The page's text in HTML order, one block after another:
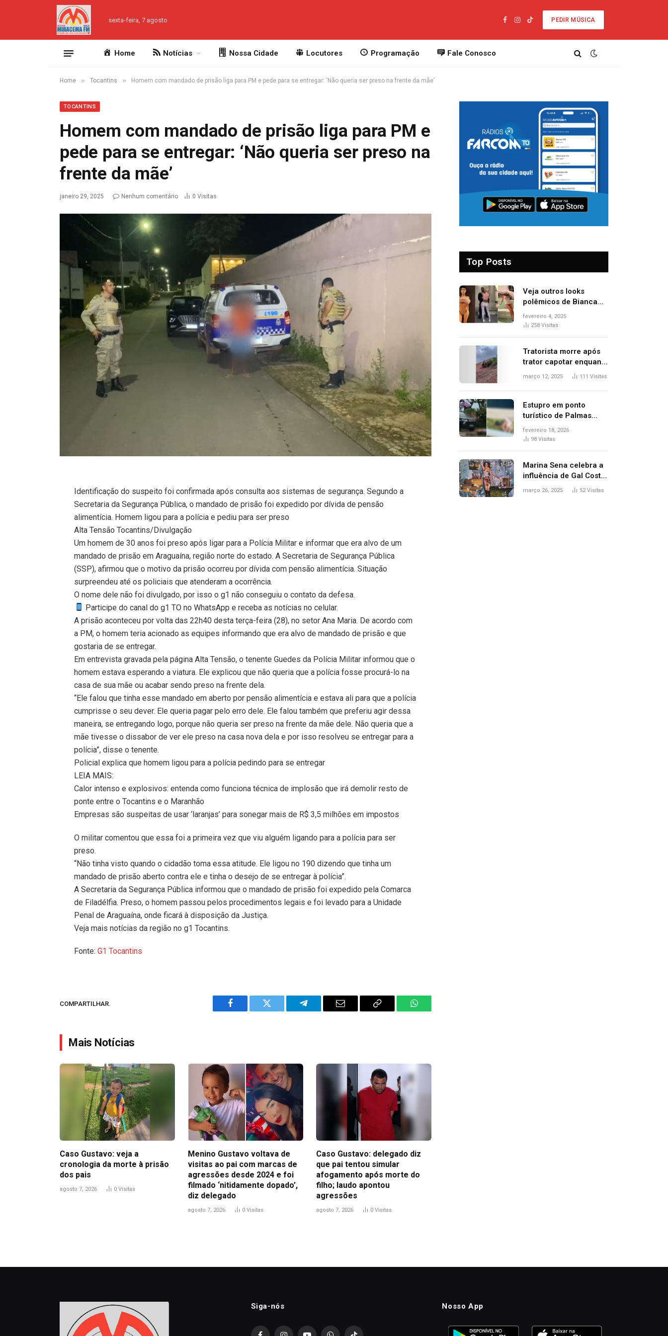
sexta-feira, 7 agosto
Facebook
Instagram
TikTok
PEDIR MÚSICA
Home Notícias Nossa Cidade Locutores Programação Fale Conosco
Home » Tocantins » Homem com mandado de prisão liga para PM e pede para se entregar: ‘Não queria ser preso na frente da mãe’
TOCANTINS
Homem com mandado de prisão liga para PM e
pede para se entregar: ‘Não queria ser preso na
frente da mãe’
janeiro 29, 2025 Nenhum comentário 0 Visitas
Identificação do suspeito foi confirmada após consulta aos sistemas de segurança. Segundo a
Secretaria da Segurança Pública, o mandado de prisão foi expedido por dívida de pensão
alimentícia. Homem ligou para a polícia e pediu para ser preso
Alta Tensão Tocantins/Divulgação
Um homem de 30 anos foi preso após ligar para a Polícia Militar e informar que era alvo de um
mandado de prisão em Araguaína, região norte do estado. A Secretaria de Segurança Pública
(SSP), afirmou que o motivo da prisão ocorreu por dívida com pensão alimentícia. Situação
surpreendeu até os policiais que atenderam a ocorrência.
O nome dele não foi divulgado, por isso o g1 não conseguiu o contato da defesa.
Participe do canal do g1 TO no WhatsApp e receba as notícias no celular.
A prisão aconteceu por volta das 22h40 desta terça-feira (28), no setor Ana Maria. De acordo com
a PM, o homem teria acionado as equipes informando que era alvo de mandado de prisão e que
gostaria de se entregar.
Em entrevista gravada pela página Alta Tensão, o tenente Guedes da Polícia Militar informou que o
homem estava esperando a viatura. Ele explicou que não queria que a polícia fosse procurá-lo na
casa de sua mãe ou acabar sendo preso na frente dela.
“Ele falou que tinha esse mandado em aberto por pensão alimentícia e estava ali para que a polícia
cumprisse o seu dever. Ele queria pagar pelo erro dele. Ele falou também que preferiu agir dessa
maneira, se entregando logo, porque não queria ser preso na frente da mãe dele. Não queria que a
mãe tivesse o dissabor de ver ele preso na casa nova dela e por isso resolveu se entregar para a
polícia”, disse o tenente.
Policial explica que homem ligou para a polícia pedindo para se entregar
LEIA MAIS:
Calor intenso e explosivos: entenda como funciona técnica de implosão que irá demolir resto de
ponte entre o Tocantins e o Maranhão
Empresas são suspeitas de usar ‘laranjas’ para sonegar mais de R$ 3,5 milhões em impostos
O militar comentou que essa foi a primeira vez que viu alguém ligando para a polícia para ser
preso.
“Não tinha visto quando o cidadão toma essa atitude. Ele ligou no 190 dizendo que tinha um
mandado de prisão aberto contra ele e tinha o desejo de se entregar à polícia”.
A Secretaria da Segurança Pública informou que o mandado de prisão foi expedido pela Comarca
de Filadélfia. Preso, o homem passou pelos procedimentos legais e foi levado para a Unidade
Penal de Araguaína, onde ficará à disposição da Justiça.
Veja mais notícias da região no g1 Tocantins.
Fonte:G1 Tocantins
COMPARTILHAR.
Facebook Twitter Telegram Email
Copy
WhatsApp
Mais Notícias
Caso Gustavo: veja a
cronologia da morte à prisão
dos pais
agosto 7, 2026 0 Visitas
Menino Gustavo voltava de
visitas ao pai com marcas de
agressões desde 2024 e foi
filmado ‘nitidamente dopado’,
diz delegado
agosto 7, 2026 0 Visitas
Caso Gustavo: delegado diz
que pai tentou simular
afogamento após morte do
filho; laudo apontou
agressões
agosto 7, 2026 0 Visitas
Top Posts
Veja outros looks
polêmicos de Bianca
Censori, esposa de
Kanye West que
fevereiro 4, 2025
258 Visitas
Tratorista morre após
trator capotar enquanto
removia vegetação em
março 12, 2025 111 Visitas
Estupro em ponto
turístico de Palmas
ocorreu em frente à
viatura e base de
fevereiro 18, 2026
98 Visitas
Marina Sena celebra a
influência de Gal Costa
na arte do álbum
março 26, 2025 52Visitas
Siga-nós Nosso App